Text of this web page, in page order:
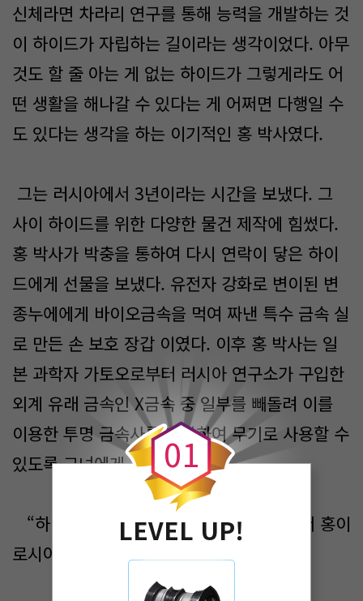
신체라면 차라리 연구를 통해 능력을 개발하는 것
이 하이드가 자립하는 길이라는 생각이었다. 아무
것도 할 줄 아는 게 없는 하이드가 그렇게라도 어
떤 생활을 해나갈 수 있다는 게 어쩌면 다행일 수
도 있다는 생각을 하는 이기적인 홍 박사였다.
그는 러시아에서 3년이라는 시간을 보냈다. 그
사이 하이드를 위한 다양한 물건 제작에 힘썼다.
홍 박사가 박충을 통하여 다시 연락이 닿은 하이
드에게 선물을 보냈다. 유전자 강화로 변이된 변
종누에에게 바이오금속을 먹여 짜낸 특수 금속 실
로 만든 손 보호 장갑 이였다. 이후 홍 박사는 일
본 과학자 가토오로부터 러시아 연구소가 구입한
외계 유래 금속인 X금속 중 일부를 빼돌려 이를
이용한 투명 금속사를 개발하여 무기로 사용할 수
있도록 그녀에게 보냈다.
“하이드, 이번 임무를 잘 마치면. 슈나이더 홍이
로시아에서 네게 보낸 좋은 선물을 주겠다!”
0
0
1
LEVEL UP!